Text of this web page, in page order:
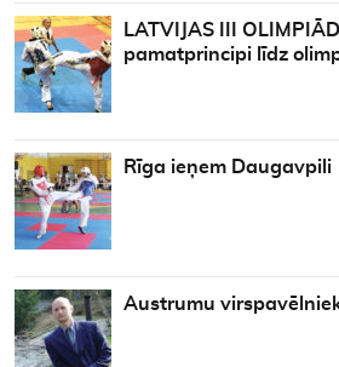
LATVIJAS III
pamatprincipi līdz
Rīga ieņem Daugavpili
Austrumu